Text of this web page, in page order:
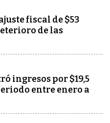
fiscal de $53
de las
ingresos por $19,5
entre enero a